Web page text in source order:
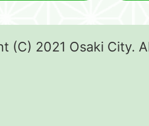
(C) 2021 Osaki City.